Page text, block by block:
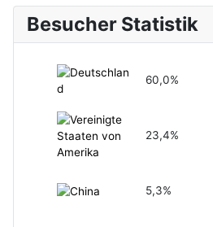
Besucher Statistik
60,0%
23,4%
5,3%